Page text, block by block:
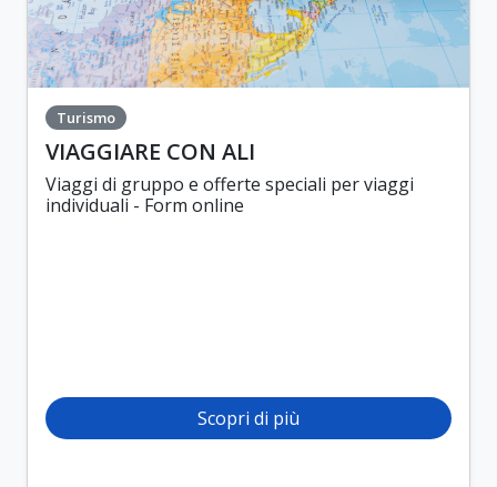
Turismo
VIAGGIARE CON ALI
Viaggi di gruppo e offerte speciali per viaggi
individuali - Form online
Scopri di più